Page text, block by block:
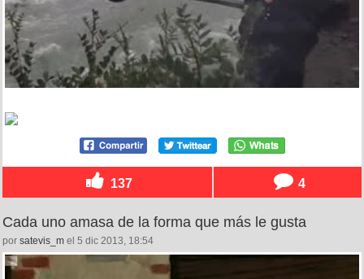
137 4
Cada uno amasa de la forma que más le gusta
por satevis_m el 5 dic 2013, 18:54